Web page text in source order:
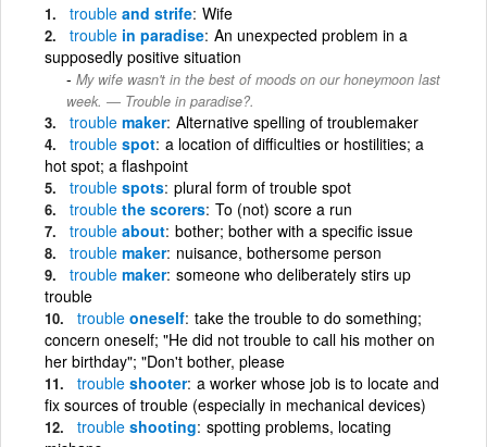
trouble and strife Wife
trouble in paradise An unexpected problem in a
supposedly positive situation
My wife wasn't in the best of moods on our honeymoon last
week. ― Trouble in paradise?.
trouble maker Alternative spelling of troublemaker
trouble spot a location of difficulties or hostilities; a
hot spot; a flashpoint
trouble spots plural form of trouble spot
trouble the scorers To (not) score a run
trouble about bother; bother with a specific issue
trouble maker nuisance, bothersome person
trouble maker someone who deliberately stirs up
trouble
trouble oneself take the trouble to do something;
concern oneself; "He did not trouble to call his mother on
her birthday"; "Don't bother, please
trouble shooter a worker whose job is to locate and
fix sources of trouble (especially in mechanical devices)
trouble shooting spotting problems, locating